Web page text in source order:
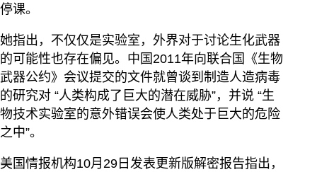
停课。
她指出，不仅仅是实验室，外界对于讨论生化武器
的可能性也存在偏见。中国2011年向联合国《生物
武器公约》会议提交的文件就曾谈到制造人造病毒
的研究对 “人类构成了巨大的潜在威胁”，并说 “生
物技术实验室的意外错误会使人类处于巨大的危险
之中”。
美国情报机构10月29日发表更新版解密报告指出，